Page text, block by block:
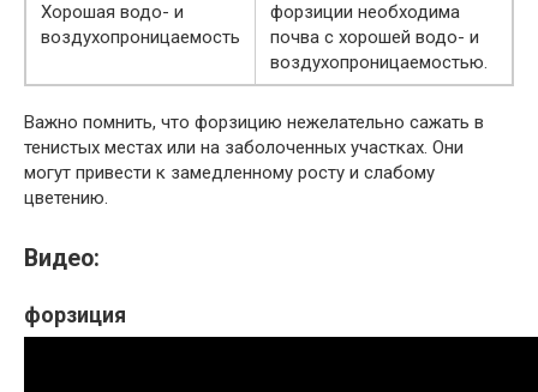
Хорошая водо- и
воздухопроницаемость
форзиции необходима
почва с хорошей водо- и
воздухопроницаемостью.
Важно помнить, что форзицию нежелательно сажать в
тенистых местах или на заболоченных участках. Они
могут привести к замедленному росту и слабому
цветению.
Видео:
форзиция